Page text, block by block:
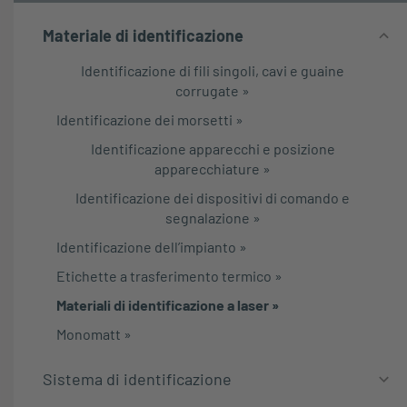
Materiale di identificazione
Identificazione di fili singoli, cavi e guaine
corrugate »
Identificazione dei morsetti »
Identificazione apparecchi e posizione
apparecchiature »
Identificazione dei dispositivi di comando e
segnalazione »
Identificazione dell’impianto »
Etichette a trasferimento termico »
Materiali di identificazione a laser »
Monomatt »
Sistema di identificazione